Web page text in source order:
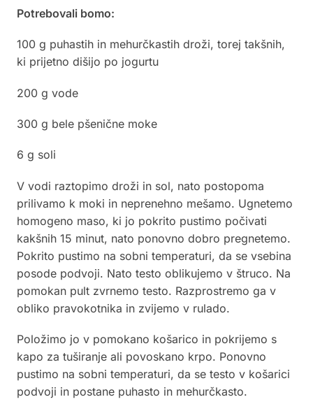
Potrebovali bomo:
100 g puhastih in mehurčkastih droži, torej takšnih,
ki prijetno dišijo po jogurtu
200 g vode
300 g bele pšenične moke
6 g soli
V vodi raztopimo droži in sol, nato postopoma
prilivamo k moki in neprenehno mešamo. Ugnetemo
homogeno maso, ki jo pokrito pustimo počivati
kakšnih 15 minut, nato ponovno dobro pregnetemo.
Pokrito pustimo na sobni temperaturi, da se vsebina
posode podvoji. Nato testo oblikujemo v štruco. Na
pomokan pult zvrnemo testo. Razprostremo ga v
obliko pravokotnika in zvijemo v rulado.
Položimo jo v pomokano košarico in pokrijemo s
kapo za tuširanje ali povoskano krpo. Ponovno
pustimo na sobni temperaturi, da se testo v košarici
podvoji in postane puhasto in mehurčkasto.